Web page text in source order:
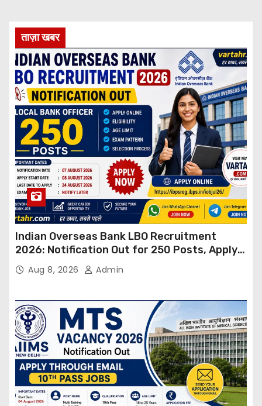
ताज़ा खबर
Indian Overseas Bank LBO Recruitment
2026: Notification Out for 250 Posts, Apply
OnlineAug 8, 2026 Admin